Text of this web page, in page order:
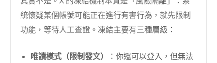
統懷疑某個帳號可能正在進行有害行為，就先限制
功能，等待人工查證。凍結主要有三種層級：
唯讀模式（限制發文）
：你還可以登入，但無法